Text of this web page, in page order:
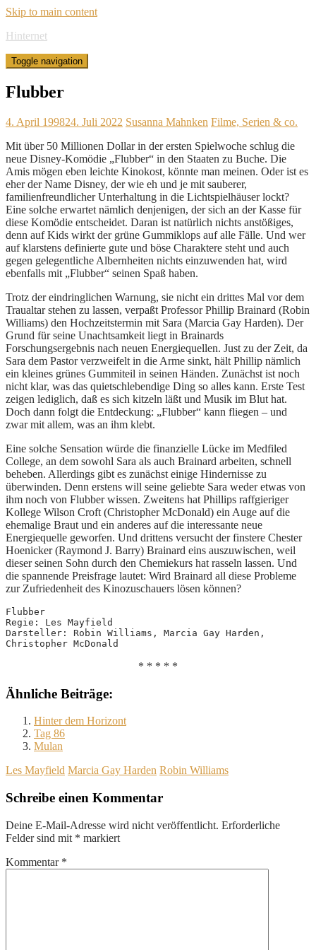
Skip to main content
Hinternet
Toggle navigation
Flubber
4. April 199824. Juli 2022 Susanna Mahnken Filme, Serien & co.
Mit über 50 Millionen Dollar in der ersten Spielwoche schlug die
neue Disney-Komödie „Flubber“ in den Staaten zu Buche. Die
Amis mögen eben leichte Kinokost, könnte man meinen. Oder ist es
eher der Name Disney, der wie eh und je mit sauberer,
familienfreundlicher Unterhaltung in die Lichtspielhäuser lockt?
Eine solche erwartet nämlich denjenigen, der sich an der Kasse für
diese Komödie entscheidet. Daran ist natürlich nichts anstößiges,
denn auf Kids wirkt der grüne Gummiklops auf alle Fälle. Und wer
auf klarstens definierte gute und böse Charaktere steht und auch
gegen gelegentliche Albernheiten nichts einzuwenden hat, wird
ebenfalls mit „Flubber“ seinen Spaß haben.
Trotz der eindringlichen Warnung, sie nicht ein drittes Mal vor dem
Traualtar stehen zu lassen, verpaßt Professor Phillip Brainard (Robin
Williams) den Hochzeitstermin mit Sara (Marcia Gay Harden). Der
Grund für seine Unachtsamkeit liegt in Brainards
Forschungsergebnis nach neuen Energiequellen. Just zu der Zeit, da
Sara dem Pastor verzweifelt in die Arme sinkt, hält Phillip nämlich
ein kleines grünes Gummiteil in seinen Händen. Zunächst ist noch
nicht klar, was das quietschlebendige Ding so alles kann. Erste Test
zeigen lediglich, daß es sich kitzeln läßt und Musik im Blut hat.
Doch dann folgt die Entdeckung: „Flubber“ kann fliegen – und
zwar mit allem, was an ihm klebt.
Eine solche Sensation würde die finanzielle Lücke im Medfiled
College, an dem sowohl Sara als auch Brainard arbeiten, schnell
beheben. Allerdings gibt es zunächst einige Hindernisse zu
überwinden. Denn erstens will seine geliebte Sara weder etwas von
ihm noch von Flubber wissen. Zweitens hat Phillips raffgieriger
Kollege Wilson Croft (Christopher McDonald) ein Auge auf die
ehemalige Braut und ein anderes auf die interessante neue
Energiequelle geworfen. Und drittens versucht der finstere Chester
Hoenicker (Raymond J. Barry) Brainard eins auszuwischen, weil
dieser seinen Sohn durch den Chemiekurs hat rasseln lassen. Und
die spannende Preisfrage lautet: Wird Brainard all diese Probleme
zur Zufriedenheit des Kinozuschauers lösen können?
Flubber
Regie: Les Mayfield
Darsteller: Robin Williams, Marcia Gay Harden,
Christopher McDonald
* * * * *
Ähnliche Beiträge:
Hinter dem Horizont
Tag 86
Mulan
Les Mayfield Marcia Gay Harden Robin Williams
Schreibe einen Kommentar
Deine E-Mail-Adresse wird nicht veröffentlicht. Erforderliche
Felder sind mit * markiert
Kommentar *